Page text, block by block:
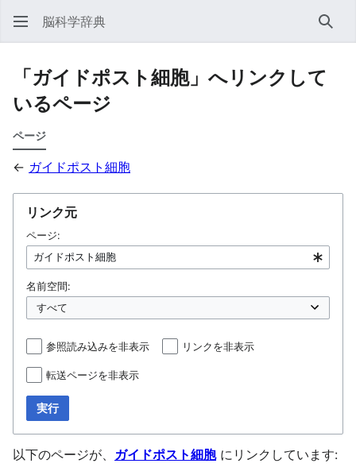
脳科学辞典 検索
「ガイドポスト細胞」へリンクして
いるページ
ページ
← ガイドポスト細胞
リンク元
ページ:
名前空間:
参照読み込みを非表示 リンクを非表示
転送ページを非表示
実行
以下のページが、 ガイドポスト細胞にリンクしています: